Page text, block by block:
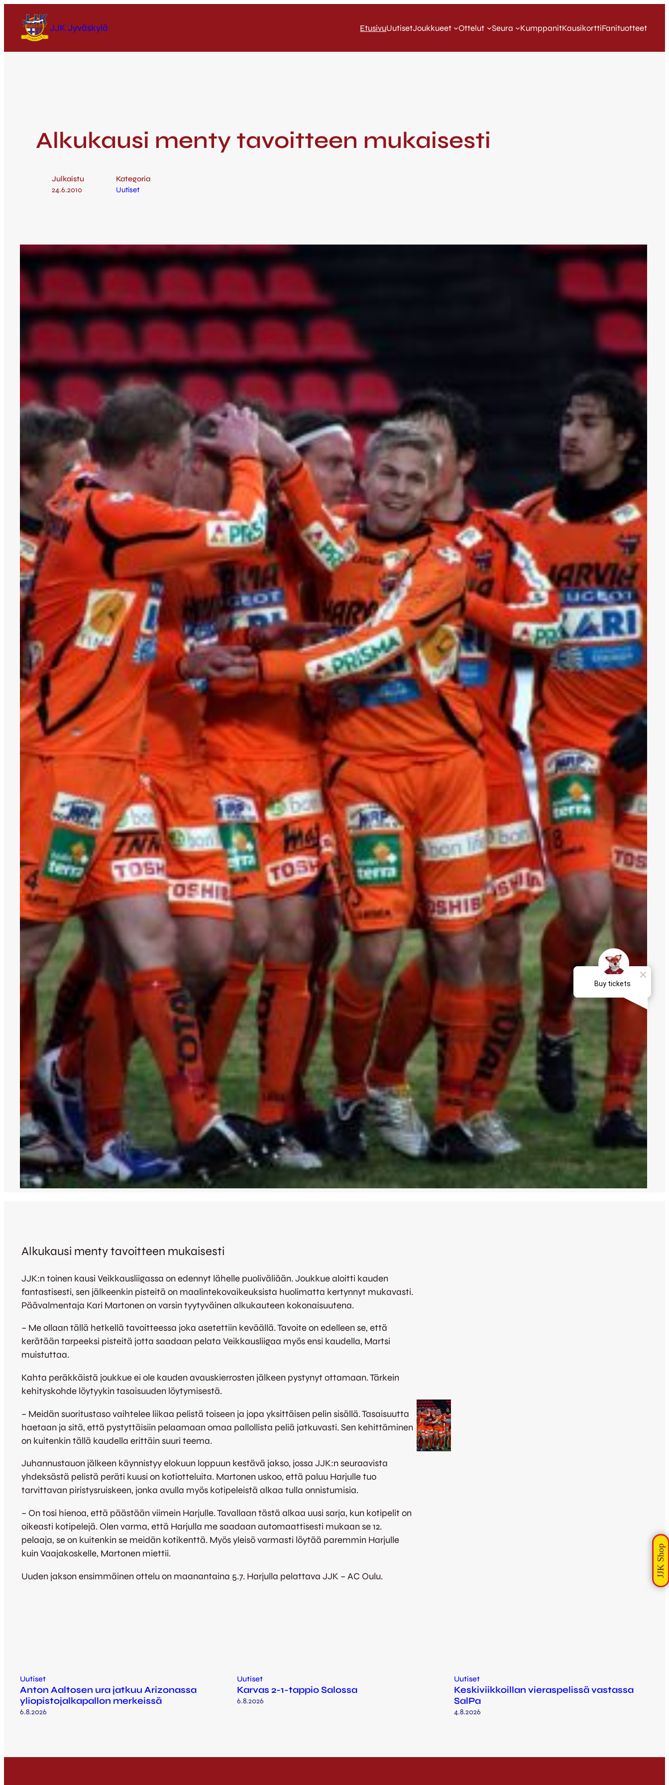
JJK Jyväskylä EtusivuUutisetJoukkueet Ottelut Seura KumppanitKausikorttiFanituotteet
Alkukausi menty tavoitteen mukaisesti
Julkaistu
24.6.2010
Kategoria
Uutiset
Alkukausi menty tavoitteen mukaisesti
JJK:n toinen kausi Veikkausliigassa on edennyt lähelle puoliväliään. Joukkue aloitti kauden
fantastisesti, sen jälkeenkin pisteitä on maalintekovaikeuksista huolimatta kertynnyt mukavasti.
Päävalmentaja Kari Martonen on varsin tyytyväinen alkukauteen kokonaisuutena.
– Me ollaan tällä hetkellä tavoitteessa joka asetettiin keväällä. Tavoite on edelleen se, että
kerätään tarpeeksi pisteitä jotta saadaan pelata Veikkausliigaa myös ensi kaudella, Martsi
muistuttaa.
Kahta peräkkäistä joukkue ei ole kauden avauskierrosten jälkeen pystynyt ottamaan. Tärkein
kehityskohde löytyykin tasaisuuden löytymisestä.
– Meidän suoritustaso vaihtelee liikaa pelistä toiseen ja jopa yksittäisen pelin sisällä. Tasaisuutta
haetaan ja sitä, että pystyttäisiin pelaamaan omaa pallollista peliä jatkuvasti. Sen kehittäminen
on kuitenkin tällä kaudella erittäin suuri teema.
Juhannustauon jälkeen käynnistyy elokuun loppuun kestävä jakso, jossa JJK:n seuraavista
yhdeksästä pelistä peräti kuusi on kotiotteluita. Martonen uskoo, että paluu Harjulle tuo
tarvittavan piristysruiskeen, jonka avulla myös kotipeleistä alkaa tulla onnistumisia.
– On tosi hienoa, että päästään viimein Harjulle. Tavallaan tästä alkaa uusi sarja, kun kotipelit on
oikeasti kotipelejä. Olen varma, että Harjulla me saadaan automaattisesti mukaan se 12.
pelaaja, se on kuitenkin se meidän kotikenttä. Myös yleisö varmasti löytää paremmin Harjulle
kuin Vaajakoskelle, Martonen miettii.
Uuden jakson ensimmäinen ottelu on maanantaina 5.7. Harjulla pelattava JJK – AC Oulu.
Uutiset
Anton Aaltosen ura jatkuu Arizonassa
yliopistojalkapallon merkeissä
6.8.2026
Uutiset
Karvas 2-1-tappio Salossa
6.8.2026
Uutiset
Keskiviikkoillan vieraspelissä vastassa
SalPa
4.8.2026